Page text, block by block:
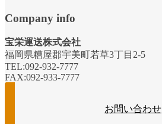
Company info
宝栄運送株式会社
福岡県糟屋郡宇美町若草3丁目2-5
TEL:092-932-7777
FAX:092-933-7777
お問い合わせ